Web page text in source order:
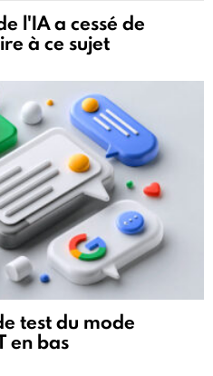
l'IA a cessé de
à ce sujet
test du mode
en bas